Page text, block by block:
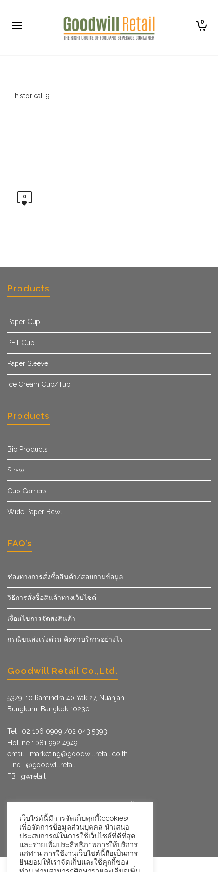
0
historical-9
0
Products
Paper Cup
PET Cup
Paper Sleeve
Ice Cream Cup/Tub
Products
Bio Products
Straw
Cup Carriers
Wide Paper Bowl
FAQ’s
ช่องทางการสั่งซื้อสินค้า/สอบถามข้อมูล
วิธีการสั่งซื้อสินค้าทางเว็บไซต์
เงื่อนไขการจัดส่งสินค้า
กรณีขนส่งเร่งด่วน คิดค่าบริการอย่างไร
Goodwill Retail Co.,Ltd.
53/9­-10 Ramindra 40 Yak 27, Nuanjan
Bungkum, Bangkok 10230
Tel : 02 106 0909 /02 043 5393
Hotline : 081 992 4949
email : marketing@goodwillretail.co.th
Line : @goodwillretail
FB : gwretail
นโยบายข้อมูลส่วนบุคคล
เว็บไซต์นี้มีการจัดเก็บคุกกี้(cookies)
เพื่อจัดการข้อมูลส่วนบุคคล นำเสนอ
ประสบการณ์ในการใช้เว็บไซต์ที่ดีที่สุด
และช่วยเพิ่มประสิทธิภาพการให้บริการ
แก่ท่าน การใช้งานเว็บไซต์นี้ถือเป็นการ
ยินยอมให้เราจัดเก็บและใช้คุกกี้ของ